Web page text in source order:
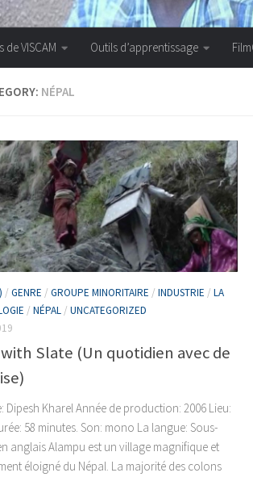
VISCAM Outils d’apprentissage
NÉPAL
/ GENRE / GROUPE MINORITAIRE / INDUSTRIE / LA
/ NÉPAL / UNCATEGORIZED
Slate (Un quotidien avec de
Dipesh Kharel Année de production: 2006 Lieu:
58 minutes. Son: mono La langue: Sous-
anglais Alampu est un village magnifique et
éloigné du Népal. La majorité des colons